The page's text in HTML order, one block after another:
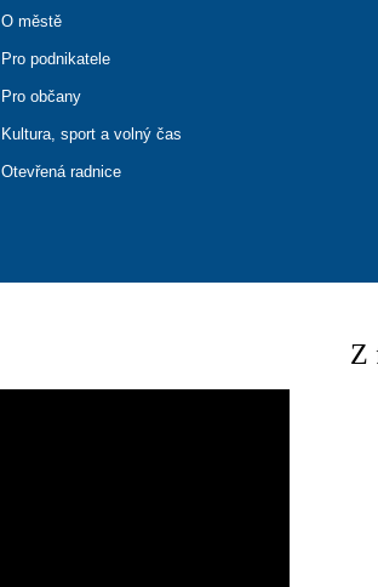
O městě
Pro podnikatele
Pro občany
Kultura, sport a volný čas
Otevřená radnice
Z